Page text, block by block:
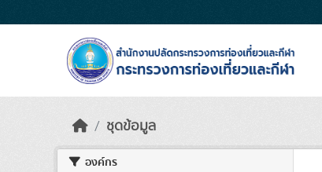
ชุดข้อมูล
องค์กร